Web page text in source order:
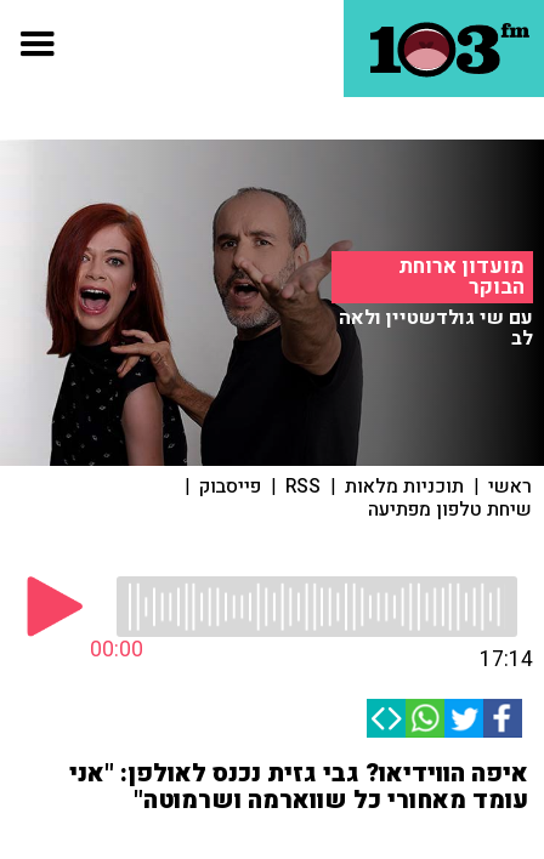
מועדון ארוחת
הבוקר
עם שי גולדשטיין ולאה
לב
ראשי | תוכניות מלאות |
RSS
| פייסבוק |
שיחת טלפון מפתיעה
00:00 17:14
איפה הווידיאו? גבי גזית נכנס לאולפן: "אני
עומד מאחורי כל שווארמה ושרמוטה"